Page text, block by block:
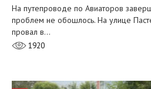
На путепроводе по Авиаторов
проблем не обошлось. На улице
провал в…
1920